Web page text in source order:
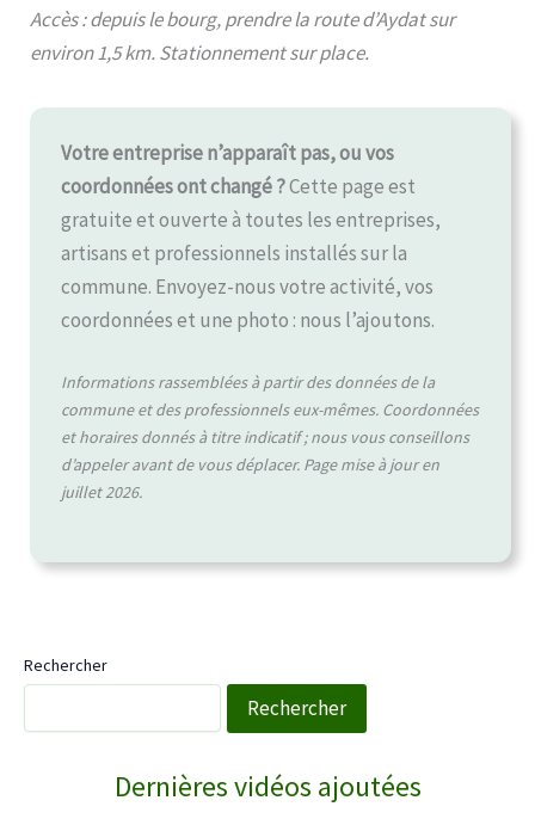
Accès : depuis le bourg, prendre la route d’Aydat sur
environ 1,5 km. Stationnement sur place.
Votre entreprise n’apparaît pas, ou vos
coordonnées ont changé ?Cette page est
gratuite et ouverte à toutes les entreprises,
artisans et professionnels installés sur la
commune. Envoyez-nous votre activité, vos
coordonnées et une photo : nous l’ajoutons.
Informations rassemblées à partir des données de la
commune et des professionnels eux-mêmes. Coordonnées
et horaires donnés à titre indicatif ; nous vous conseillons
d’appeler avant de vous déplacer. Page mise à jour en
juillet 2026.
Rechercher
Rechercher
Dernières vidéos ajoutées